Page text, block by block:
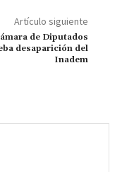
ge
r
m Li
n
k
Artículo siguiente
de Diputados
desaparición del
Inadem